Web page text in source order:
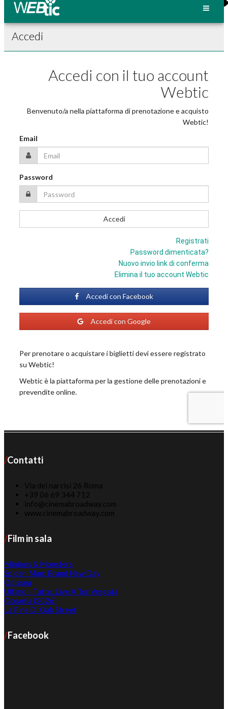
Contatti
Via dei narcisi 26 Roma
+39 06 69 344 712
info@cinemabroadway.com
www.cinemabroadway.com
Film in sala
Minions & Monsters
Spider-Man: Brand New Day
Odissea
Ultimo - Tutto. Live A Tor Vergata
Oceania (2026)
La Fine Di Oak Street
Facebook